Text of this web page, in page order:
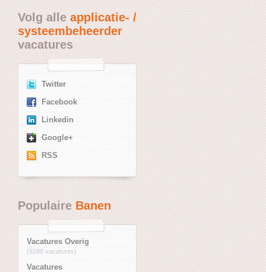
Volg alleapplicatie- /
systeembeheerder
vacatures
Twitter
Facebook
Linkedin
Google+
RSS
PopulaireBanen
Vacatures Overig
(9288 vacatures)
Vacatures